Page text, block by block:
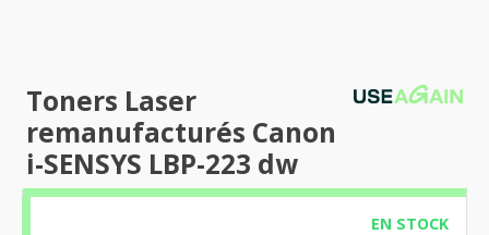
Toners Laser
remanufacturés Canon
i-SENSYS LBP-223 dw
EN STOCK